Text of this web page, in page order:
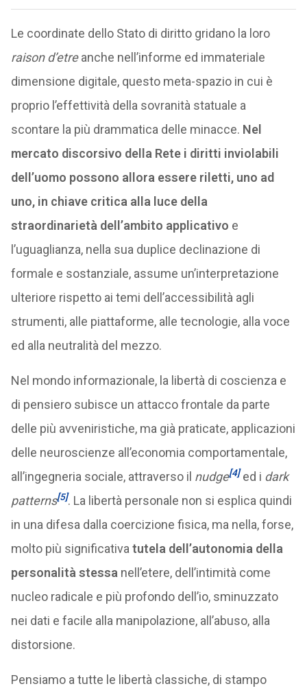
Le coordinate dello Stato di diritto gridano la loro
raison d’etreanche nell’informe ed immateriale
dimensione digitale, questo meta-spazio in cui è
proprio l’effettività della sovranità statuale a
scontare la più drammatica delle minacce. Nel
mercato discorsivo della Rete i diritti inviolabili
dell’uomo possono allora essere riletti, uno ad
uno, in chiave critica alla luce della
straordinarietà dell’ambito applicativo e
l’uguaglianza, nella sua duplice declinazione di
formale e sostanziale, assume un’interpretazione
ulteriore rispetto ai temi dell’accessibilità agli
strumenti, alle piattaforme, alle tecnologie, alla voce
ed alla neutralità del mezzo.
Nel mondo informazionale, la libertà di coscienza e
di pensiero subisce un attacco frontale da parte
delle più avveniristiche, ma già praticate, applicazioni
delle neuroscienze all’economia comportamentale,
all’ingegneria sociale, attraverso il nudge[4]ed i dark
patterns[5]. La libertà personale non si esplica quindi
in una difesa dalla coercizione fisica, ma nella, forse,
molto più significativa tutela dell’autonomia della
personalità stessa nell’etere, dell’intimità come
nucleo radicale e più profondo dell’io, sminuzzato
nei dati e facile alla manipolazione, all’abuso, alla
distorsione.
Pensiamo a tutte le libertà classiche, di stampo